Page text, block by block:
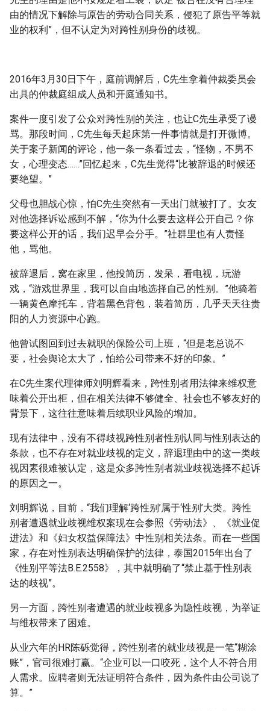
由的情况下解除与原告的劳动合同关系，侵犯了原告平等就
业的权利”，但不认定为对跨性别身份的歧视。
2016年3月30日下午，庭前调解后，C先生拿着仲裁委员会
出具的仲裁庭组成人员和开庭通知书。
案件一度引发了公众对跨性别的关注，也让C先生承受了谩
骂。那段时间，C先生每天起床第一件事情就是打开微博。
关于案子新闻的评论，他一条一条看过去，“怪物，不男不
女，心理变态……”回忆起来，C先生觉得“比被辞退的时候还
要绝望。”
父母也胆战心惊，怕C先生突然有一天出门就被打了。女友
对他选择诉讼感到不解，“你为什么要去这样公开自己？你
要这样公开的话，我们迟早会分手。”社群里也有人责怪
他，骂他。
被辞退后，窝在家里，他投简历，发呆，看电视，玩游
戏，“游戏世界里，我可以自由地选择自己的性别。”他骑着
一辆黄色摩托车，背着黑色背包，装着简历，几乎天天往贵
阳的人力资源中心跑。
他曾试图回到过去就职的保险公司上班，“但是老总说不
要，社会舆论太大了，怕给公司带来不好的印象。”
在C先生案代理律师刘明辉看来，跨性别者用法律来维权意
味着公开出柜，但在相关法律不够健全、社会也不够友好的
背景下，这往往意味着后续职业风险的增加。
现有法律中，没有不得歧视跨性别者性别认同与性别表达的
条款，也不存在对就业歧视的定义，辞退理由中的这一类歧
视因素很难被认定，这是众多跨性别者就业歧视选择不起诉
的原因之一。
刘明辉说，目前，“我们理解‘跨性别’属于‘性别’大类。跨性
别者遭遇就业歧视维权案现在会参照《劳动法》、《就业促
进法》和《妇女权益保障法》中性别相关法条。而在一些国
家，存在对性别表达明确保护的法律，泰国2015年出台了
《性别平等法B.E.2558》，其中就明确了“禁止基于性别表
达的歧视”。
另一方面，跨性别者遭遇的就业歧视多为隐性歧视，为举证
与维权带来了困难。
从业六年的HR陈砾觉得，跨性别者的就业歧视是一笔“糊涂
账”，官司很难打赢。“企业可以一口咬死，这个人不符合用
人需求。应聘者则无法证明符合条件，因为条件由公司说了
算。”